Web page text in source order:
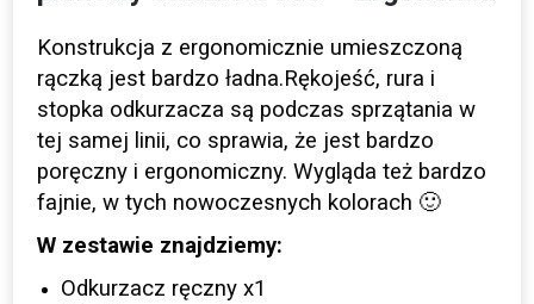
Konstrukcja z ergonomicznie umieszczoną
rączką jest bardzo ładna.Rękojeść, rura i
stopka odkurzacza są podczas sprzątania w
tej samej linii, co sprawia, że ​​jest bardzo
poręczny i ergonomiczny. Wygląda też bardzo
fajnie, w tych nowoczesnych kolorach 🙂
W zestawie znajdziemy:
Odkurzacz ręczny x1